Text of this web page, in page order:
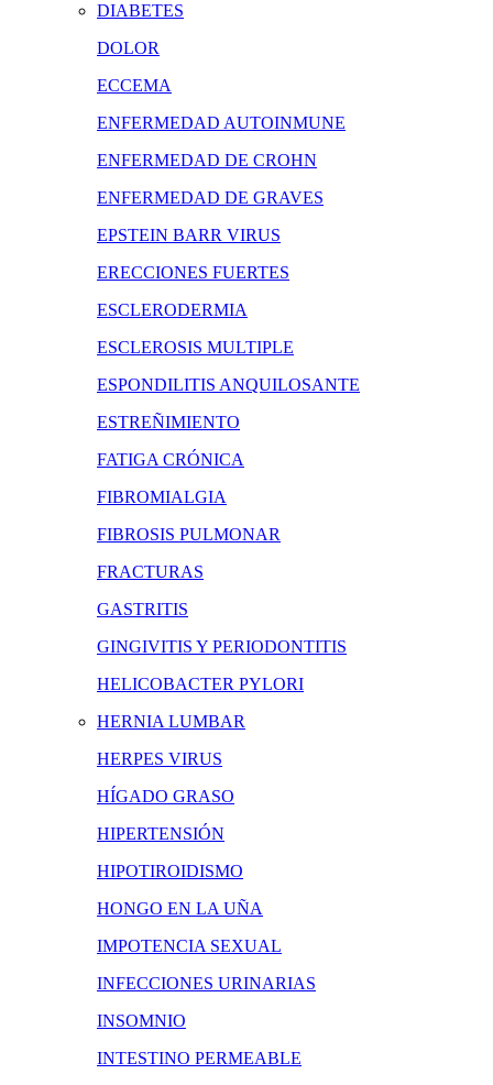
DIABETES
DOLOR
ECCEMA
ENFERMEDAD AUTOINMUNE
ENFERMEDAD DE CROHN
ENFERMEDAD DE GRAVES
EPSTEIN BARR VIRUS
ERECCIONES FUERTES
ESCLERODERMIA
ESCLEROSIS MULTIPLE
ESPONDILITIS ANQUILOSANTE
ESTREÑIMIENTO
FATIGA CRÓNICA
FIBROMIALGIA
FIBROSIS PULMONAR
FRACTURAS
GASTRITIS
GINGIVITIS Y PERIODONTITIS
HELICOBACTER PYLORI
HERNIA LUMBAR
HERPES VIRUS
HÍGADO GRASO
HIPERTENSIÓN
HIPOTIROIDISMO
HONGO EN LA UÑA
IMPOTENCIA SEXUAL
INFECCIONES URINARIAS
INSOMNIO
INTESTINO PERMEABLE